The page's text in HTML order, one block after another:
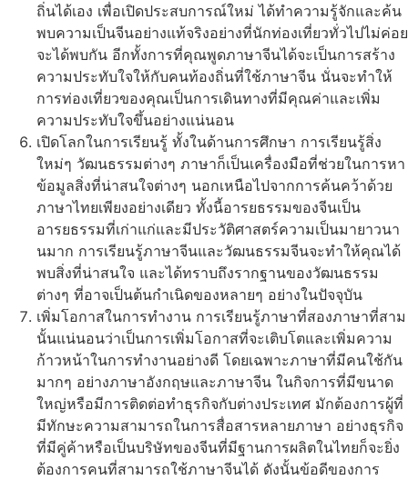
ถิ่นได้เอง เพื่อเปิดประสบการณ์ใหม่ ได้ทำความรู้จักและค้น
พบความเป็นจีนอย่างแท้จริงอย่างที่นักท่องเที่ยวทั่วไปไม่ค่อย
จะได้พบกัน อีกทั้งการที่คุณพูดภาษาจีนได้จะเป็นการสร้าง
ความประทับใจให้กับคนท้องถิ่นที่ใช้ภาษาจีน นั่นจะทำให้
การท่องเที่ยวของคุณเป็นการเดินทางที่มีคุณค่าและเพิ่ม
ความประทับใจขึ้นอย่างแน่นอน
เปิดโลกในการเรียนรู้ ทั้งในด้านการศึกษา การเรียนรู้สิ่ง
ใหม่ๆ วัฒนธรรมต่างๆ ภาษาก็เป็นเครื่องมือที่ช่วยในการหา
ข้อมูลสิ่งที่น่าสนใจต่างๆ นอกเหนือไปจากการค้นคว้าด้วย
ภาษาไทยเพียงอย่างเดียว ทั้งนี้อารยธรรมของจีนเป็น
อารยธรรมที่เก่าแก่และมีประวัติศาสตร์ความเป็นมายาวนา
นมาก การเรียนรู้ภาษาจีนและวัฒนธรรมจีนจะทำให้คุณได้
พบสิ่งที่น่าสนใจ และได้ทราบถึงรากฐานของวัฒนธรรม
ต่างๆ ที่อาจเป็นต้นกำเนิดของหลายๆ อย่างในปัจจุบัน
เพิ่มโอกาสในการทำงาน การเรียนรู้ภาษาที่สองภาษาที่สาม
นั้นแน่นอนว่าเป็นการเพิ่มโอกาสที่จะเติบโตและเพิ่มความ
ก้าวหน้าในการทำงานอย่างดี โดยเฉพาะภาษาที่มีคนใช้กัน
มากๆ อย่างภาษาอังกฤษและภาษาจีน ในกิจการที่มีขนาด
ใหญ่หรือมีการติดต่อทำธุรกิจกับต่างประเทศ มักต้องการผู้ที่
มีทักษะความสามารถในการสื่อสารหลายภาษา อย่างธุรกิจ
ที่มีคู่ค้าหรือเป็นบริษัทของจีนที่มีฐานการผลิตในไทยก็จะยิ่ง
ต้องการคนที่สามารถใช้ภาษาจีนได้ ดังนั้นข้อดีของการ